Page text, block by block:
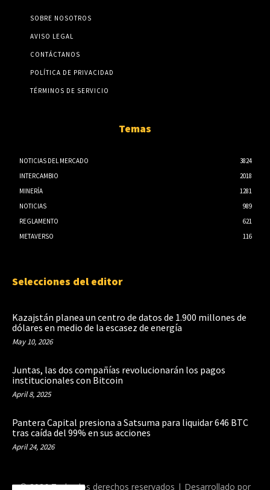
SOBRE NOSOTROS
AVISO LEGAL
CONTÁCTANOS
POLÍTICA DE PRIVACIDAD
TÉRMINOS DE SERVICIO
Temas
NOTICIAS DEL MERCADO
3824
INTERCAMBIO
2018
MINERÍA
1281
NOTICIAS
989
REGLAMENTO
621
METAVERSO
116
Selecciones del editor
Kazajstán planea un centro de datos de 1.900 millones de
dólares en medio de la escasez de energía
May 10, 2026
Juntas, las dos compañías revolucionarán los pagos
institucionales con Bitcoin
April 8, 2025
Pantera Capital presiona a Satsuma para liquidar 646 BTC
tras caída del 99% en sus acciones
April 24, 2026
© 2026 Todos los derechos reservados | Desarrollado por